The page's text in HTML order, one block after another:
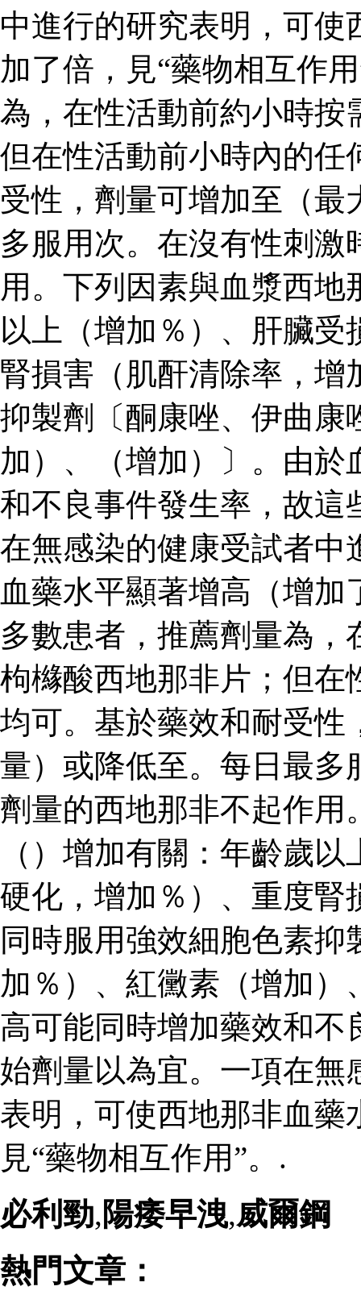
中進行的研究表明，可
加了倍，見“藥物相互作
為，在性活動前約小時按
但在性活動前小時內的任
受性，劑量可增加至（
多服用次。在沒有性刺
用。下列因素與血漿西
以上（增加％）、肝臟
腎損害（肌酐清除率，增
抑製劑〔酮康唑、伊曲康
加）、（增加）〕。由
和不良事件發生率，故這
在無感染的健康受試者中
血藥水平顯著增高（增加
多數患者，推薦劑量為
枸櫞酸西地那非片；但在
均可。基於藥效和耐受性
量）或降低至。每日最多
劑量的西地那非不起作用
（）增加有關：年齡歲
硬化，增加％）、重度腎
同時服用強效細胞色素
加％）、紅黴素（增加
高可能同時增加藥效和不
始劑量以為宜。一項在無
表明，可使西地那非血藥
見“藥物相互作用”。.
必利勁, 陽痿早洩,威爾鋼
熱門文章：